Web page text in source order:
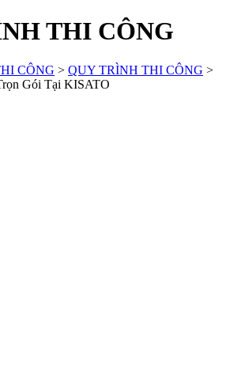
THI CÔNG
CÔNG > QUY TRÌNH THI CÔNG >
Gói Tại KISATO